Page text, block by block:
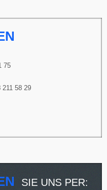
75
211 58 29
SIE UNS PER: